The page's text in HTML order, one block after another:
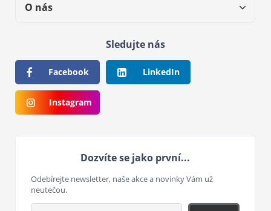
O nás
Sledujte nás
Facebook LinkedIn
Instagram
Dozvíte se jako první...
Odebírejte newsletter, naše akce a novinky Vám už
neutečou.